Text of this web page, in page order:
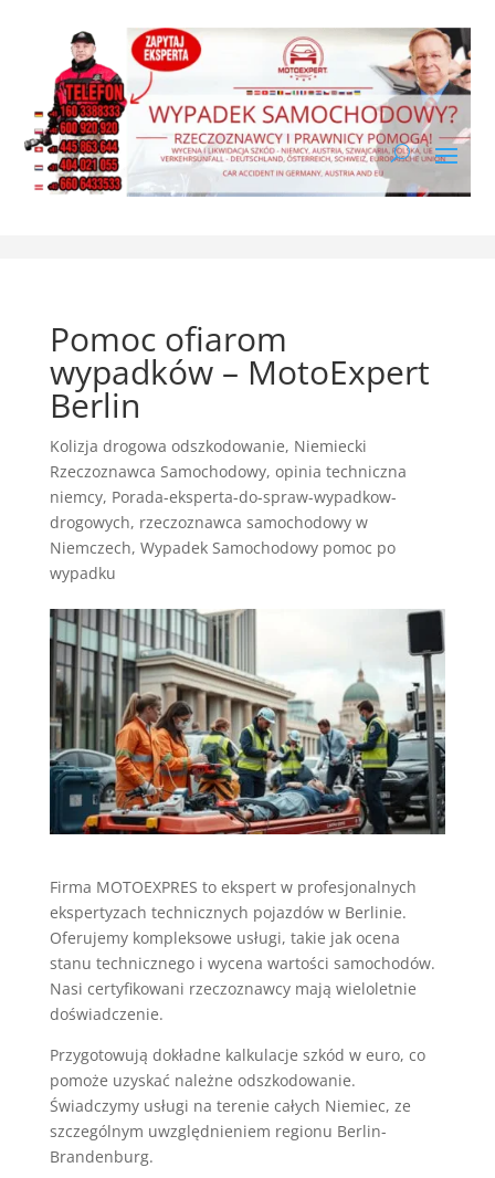
Pomoc ofiarom
wypadków – MotoExpert
Berlin
Kolizja drogowa odszkodowanie, Niemiecki
Rzeczoznawca Samochodowy, opinia techniczna
niemcy, Porada-eksperta-do-spraw-wypadkow-
drogowych, rzeczoznawca samochodowy w
Niemczech, Wypadek Samochodowy pomoc po
wypadku
Firma MOTOEXPRES to ekspert w profesjonalnych
ekspertyzach technicznych pojazdów w Berlinie.
Oferujemy kompleksowe usługi, takie jak ocena
stanu technicznego i wycena wartości samochodów.
Nasi certyfikowani rzeczoznawcy mają wieloletnie
doświadczenie.
Przygotowują dokładne kalkulacje szkód w euro, co
pomoże uzyskać należne odszkodowanie.
Świadczymy usługi na terenie całych Niemiec, ze
szczególnym uwzględnieniem regionu Berlin-
Brandenburg.